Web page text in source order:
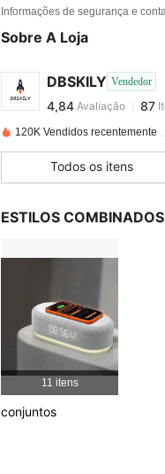
Informações de segurança e
Sobre A Loja
DBSKILY Vendedor
4,84
4,84 87
b***8pago1
4,84 87
4,84
4,84
4,84
4,84
120K Vendidos recentemente
Todos os itens
ESTILOS COMBINADOS
11 itens
conjuntos